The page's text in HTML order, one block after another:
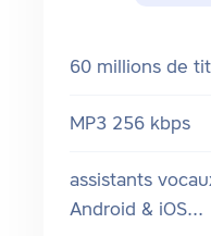
60 millions de
MP3 256 kbps
assistants
Android & iOS...